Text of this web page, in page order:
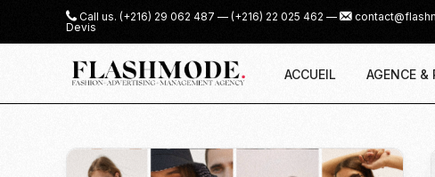
Call us. (+216) 29 062 487 — (+216) 22 025 462 —
Devis
ACCUEIL AGENCE &